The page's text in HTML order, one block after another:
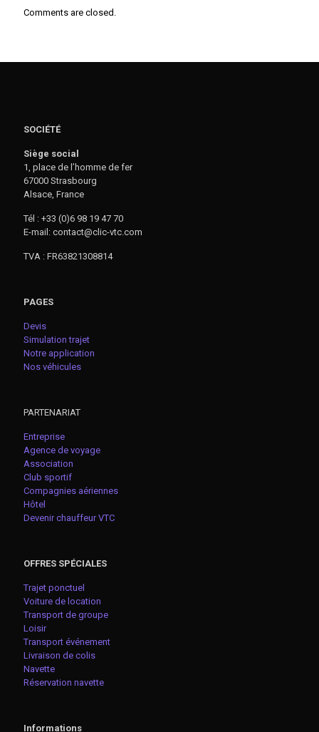
Comments are closed.
SOCIÉTÉ
Siège social
1, place de l’homme de fer
67000 Strasbourg
Alsace, France
Tél : +33 (0)6 98 19 47 70
E-mail: contact@clic-vtc.com
TVA : FR63821308814
PAGES
Devis
Simulation trajet
Notre application
Nos véhicules
PARTENARIAT
Entreprise
Agence de voyage
Association
Club sportif
Compagnies aériennes
Hôtel
Devenir chauffeur VTC
OFFRES SPÉCIALES
Trajet ponctuel
Voiture de location
Transport de groupe
Loisir
Transport événement
Livraison de colis
Navette
Réservation navette
Informations